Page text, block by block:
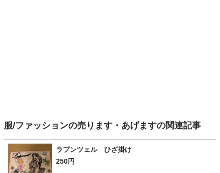
服/ファッションの売ります・あげますの関連記事
ラプンツェル ひざ掛け
250円